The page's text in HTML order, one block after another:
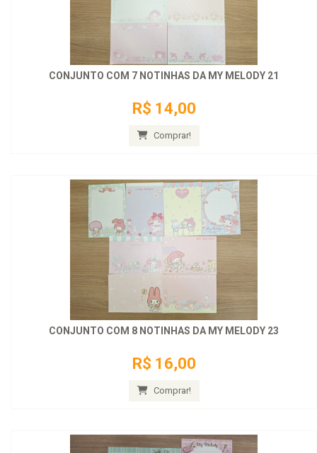
CONJUNTO COM 7 NOTINHAS DA MY MELODY 21
R$ 14,00
Comprar!
CONJUNTO COM 8 NOTINHAS DA MY MELODY 23
R$ 16,00
Comprar!